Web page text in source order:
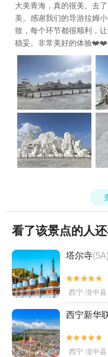
大美青海，真的很美。去
美。感谢我们的导游拉姆
致，每个环节都很顺利，
稳妥。非常美好的体验
看了该景点的人
塔尔寺(5A)


西宁·湟中县


西宁·湟中县